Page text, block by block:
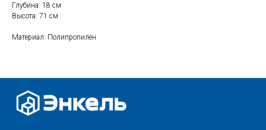
Глубина: 18 см
Высота: 71 см
Материал: Полипропилен
Каталог
Мебель Скидки и акции
Почта:
г. Москва